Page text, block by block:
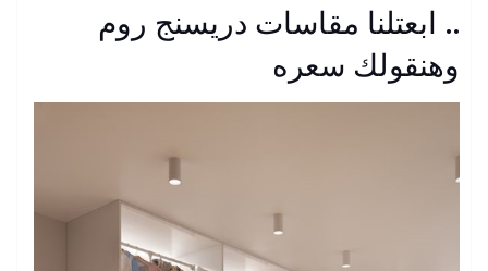
.. ابعتلنا مقاسات دريسنج روم
وهنقولك سعره